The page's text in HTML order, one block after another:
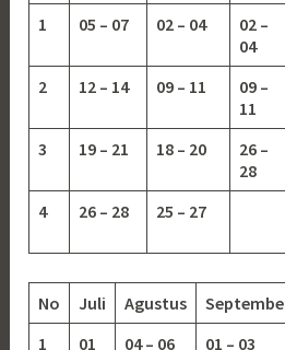
1
05 – 07 02 – 04
02 –
04
2
12 – 14 09 – 11
09 –
11
3
19 – 21 18 – 20
26 –
28
4
26 – 28 25 – 27
No Juli Agustus
1
01 04 – 06 01 – 03